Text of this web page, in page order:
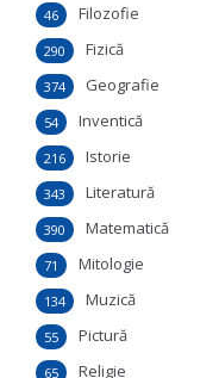
Filozofie
46
Fizică
290
Geografie
374
Inventică
54
Istorie
216
Literatură
343
Matematică
390
Mitologie
71
Muzică
134
Pictură
55
Religie
65